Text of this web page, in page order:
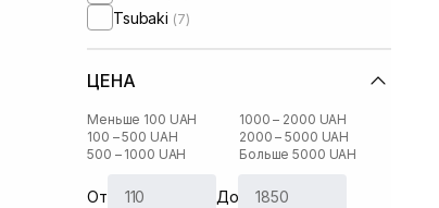
Tsubaki (7)
ЦЕНА
Меньше 100 UAH
100 – 500 UAH
500 – 1000 UAH
1000 – 2000 UAH
2000 – 5000 UAH
Больше 5000 UAH
От До